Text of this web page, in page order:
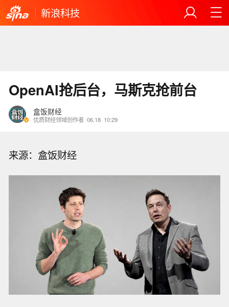
新浪科技
OpenAI抢后台，马斯克抢前台
盒饭财经
优质财经领域创作者 06.18 10:29
来源：盒饭财经